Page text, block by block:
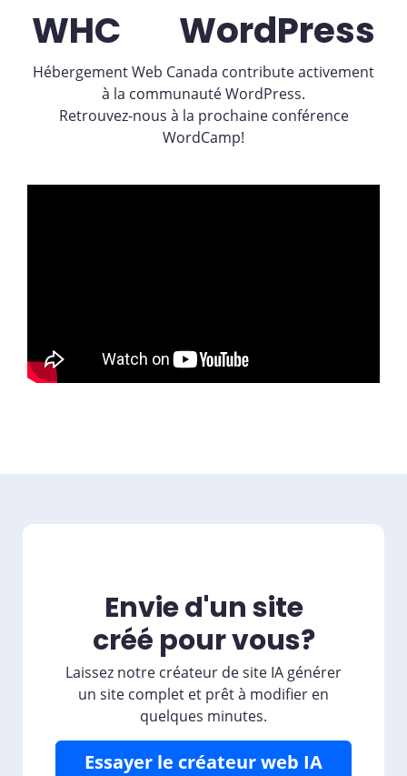
WHC WordPress
Hébergement Web Canada contribute activement
à la communauté WordPress.
Retrouvez-nous à la prochaine conférence
WordCamp!
Envie d'un site
créé pour vous?
Laissez notre créateur de site IA générer
un site complet et prêt à modifier en
quelques minutes.
Essayer le créateur web IA